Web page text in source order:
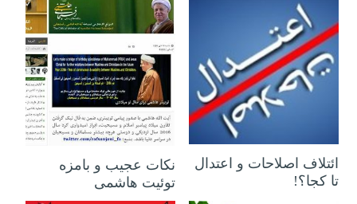
ائتلاف اصلاحات و اعتدال
تا کجا؟!
۱۳ فروردین ۱۳۹۵
نکات عجیب و بامزه
توئیت هاشمی